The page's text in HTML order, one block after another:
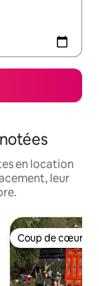
en location
leur
Coup de cœur
Coup de cœur